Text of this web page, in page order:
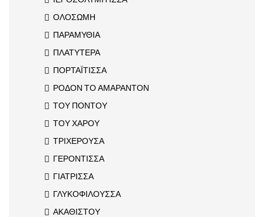
ΟΛΟΣΩΜΗ
ΠΑΡΑΜΥΘΙΑ
ΠΛΑΤΥΤΕΡΑ
ΠΟΡΤΑΪΤΙΣΣΑ
ΡΟΔΟΝ ΤΟ ΑΜΑΡΑΝΤΟΝ
ΤΟΥ ΠΟΝΤΟΥ
ΤΟΥ ΧΑΡΟΥ
ΤΡΙΧΕΡΟΥΣΑ
ΓΕΡΟΝΤΙΣΣΑ
ΓΙΑΤΡΙΣΣΑ
ΓΛΥΚΟΦΙΛΟΥΣΣΑ
ΑΚΑΘΙΣΤΟΥ